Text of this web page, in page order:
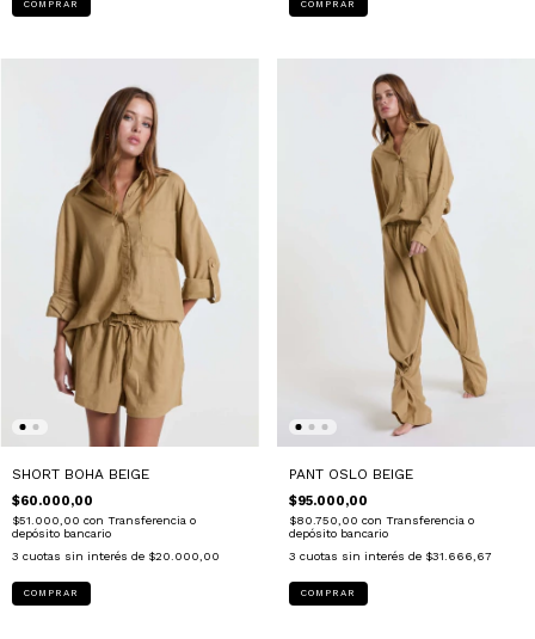
COMPRAR COMPRAR
SHORT BOHA BEIGE
$60.000,00
$51.000,00 con Transferencia o
depósito bancario
3 cuotas sin interés de $20.000,00
COMPRAR
PANT OSLO BEIGE
$95.000,00
$80.750,00 con Transferencia o
depósito bancario
3 cuotas sin interés de $31.666,67
COMPRAR